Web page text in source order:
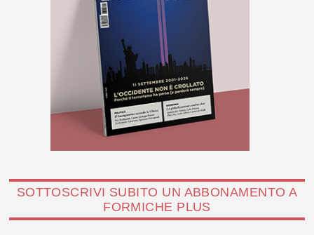
SOTTOSCRIVI SUBITO UN ABBONAMENTO A
FORMICHE PLUS